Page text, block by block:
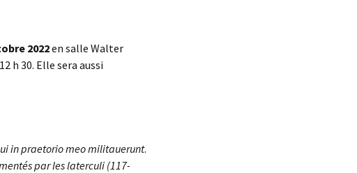
2022en salle Walter
h 30. Elle sera aussi
in praetorio meo militauerunt.
par les laterculi (117-